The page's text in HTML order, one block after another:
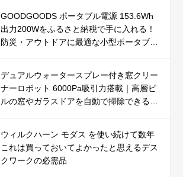
GOODGOODS ポータブル電源 153.6Wh
出力200Wをふるさと納税で手に入れる！
防災・アウトドアに最適な小型ポータブル
デュアルウォータースプレー付き窓クリー
ナーロボット 6000Pa吸引力搭載｜高層ビ
ルの窓やガラスドアを自動で掃除できる窓
ウィルクハーン モダス を使い続けて数年
これは買っておいてよかったと思えるデス
クワークの必需品